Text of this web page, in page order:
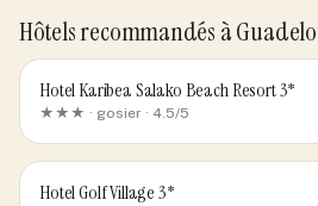
Hôtels recommandés à
Hotel Karibea Salako Beach Resort 3*
★★★ · gosier · 4.5/5
Hotel Golf Village 3*